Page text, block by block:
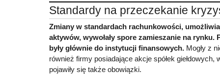
Standardy na przeczekanie
Zmiany w standardach rachunkowości,
aktywów, wywołały spore zamieszanie na rynku.
były głównie do instytucji finansowych. Mogły z
również firmy posiadające akcje spółek giełdowych,
pojawiły się także obowiązki.